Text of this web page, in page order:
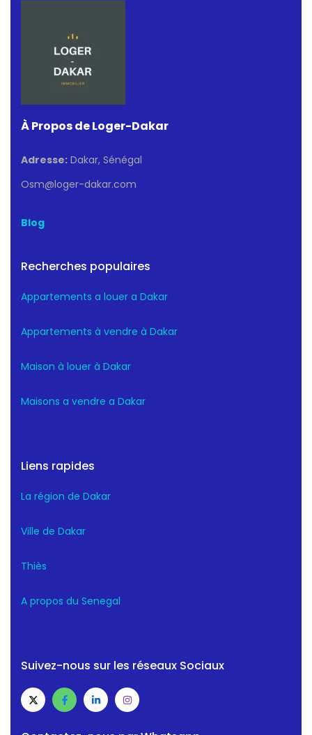
À Propos de Loger-Dakar
Adresse: Dakar, Sénégal
Osm@loger-dakar.com
Blog
Recherches populaires
Appartements a louer a Dakar
Appartements à vendre à Dakar
Maison à louer à Dakar
Maisons a vendre a Dakar
Liens rapides
La région de Dakar
Ville de Dakar
Thiès
A propos du Senegal
Suivez-nous sur les réseaux Sociaux